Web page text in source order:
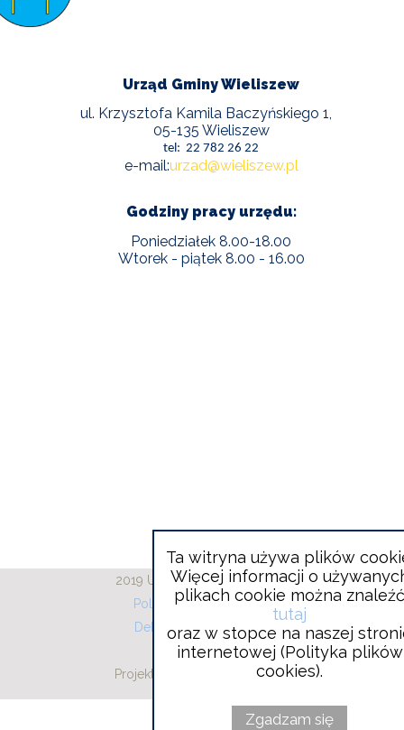
Ta witryna używa plików
Więcej informacji o
plikach cookie można znaleźć
tutaj
oraz w stopce na naszej
internetowej (Polityka plików
cookies).
Zgadzam się
Urząd Gminy Wieliszew
ul. Krzysztofa Kamila Baczyńskiego 1,
05-135 Wieliszew
tel: 22 782 26 22
e-mail:urzad@wieliszew.pl
Godziny pracy urzędu:
Poniedziałek 8.00-18.00
Wtorek - piątek 8.00 - 16.00
2019 Urząd Gminy Wieliszew
Polityka plików cookies
Deklaracja dostępności
RODO
Projekt i wykonanie:
in
new
Vobacom